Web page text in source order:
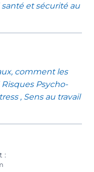
et sécurité au
comment les
Psycho-
, Sens au travail
: